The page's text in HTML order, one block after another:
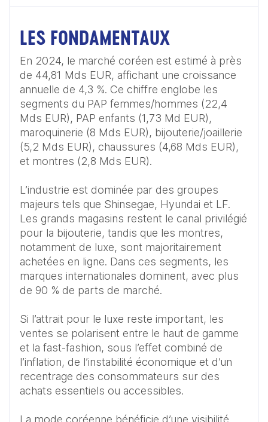
LES FONDAMENTAUX
En 2024, le marché coréen est estimé à près
de 44,81 Mds EUR, affichant une croissance
annuelle de 4,3 %. Ce chiffre englobe les
segments du PAP femmes/hommes (22,4
Mds EUR), PAP enfants (1,73 Md EUR),
maroquinerie (8 Mds EUR), bijouterie/joaillerie
(5,2 Mds EUR), chaussures (4,68 Mds EUR),
et montres (2,8 Mds EUR).
L’industrie est dominée par des groupes
majeurs tels que Shinsegae, Hyundai et LF.
Les grands magasins restent le canal privilégié
pour la bijouterie, tandis que les montres,
notamment de luxe, sont majoritairement
achetées en ligne. Dans ces segments, les
marques internationales dominent, avec plus
de 90 % de parts de marché.
Si l’attrait pour le luxe reste important, les
ventes se polarisent entre le haut de gamme
et la fast-fashion, sous l’effet combiné de
l’inflation, de l’instabilité économique et d’un
recentrage des consommateurs sur des
achats essentiels ou accessibles.
La mode coréenne bénéficie d’une visibilité